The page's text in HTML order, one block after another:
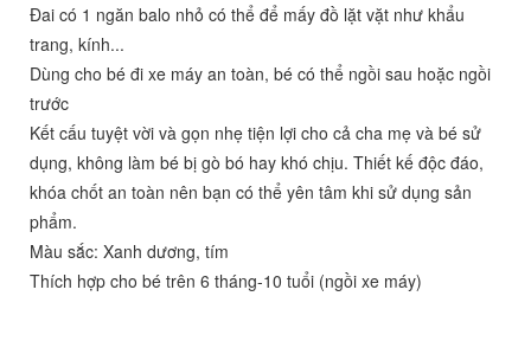
Đai có 1 ngăn balo nhỏ có thể để mấy đồ lặt vặt như khẩu
trang, kính...
Dùng cho bé đi xe máy an toàn, bé có thể ngồi sau hoặc ngồi
trước
Kết cấu tuyệt vời và gọn nhẹ tiện lợi cho cả cha mẹ và bé sử
dụng, không làm bé bị gò bó hay khó chịu. Thiết kế độc đáo,
khóa chốt an toàn nên bạn có thể yên tâm khi sử dụng sản
phẩm.
Màu sắc: Xanh dương, tím
Thích hợp cho bé trên 6 tháng-10 tuổi (ngồi xe máy)